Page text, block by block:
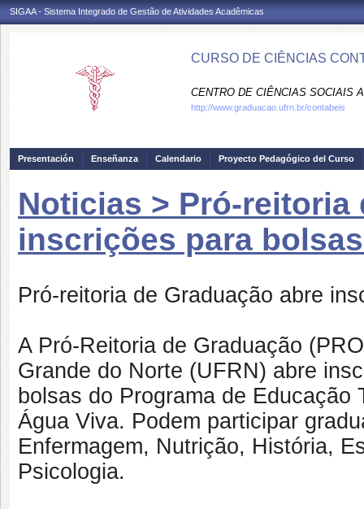
SIGAA - Sistema Integrado de Gestão de Atividades Acadêmicas
CURSO DE CIÊNCIAS
CENTRO DE CIÊNCIAS SOCIAIS
http://www.graduacao.ufrn.br/contabeis
Presentación Enseñanza Calendario Proyecto Pedagógico del Curso
Noticias > Pró-reitoria
inscrições para
Pró-reitoria de Graduação abre
A Pró-Reitoria de Graduação
Grande do Norte (UFRN) abre
bolsas do Programa de
Água Viva. Podem participar
Enfermagem, Nutrição, História,
Psicologia.